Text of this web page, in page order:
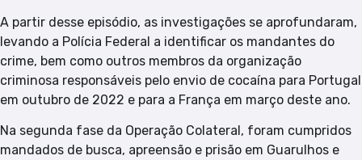
A partir desse episódio, as investigações se aprofundaram,
levando a Polícia Federal a identificar os mandantes do
crime, bem como outros membros da organização
criminosa responsáveis pelo envio de cocaína para Portugal
em outubro de 2022 e para a França em março deste ano.
Na segunda fase da Operação Colateral, foram cumpridos
mandados de busca, apreensão e prisão em Guarulhos e